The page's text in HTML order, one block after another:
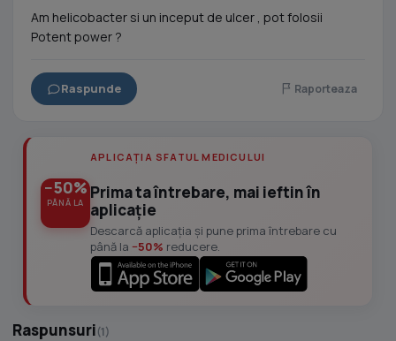
Am helicobacter si un inceput de ulcer , pot folosii
Potent power ?
Raspunde Raporteaza
−50%
PÂNĂ LA
APLICAȚIA SFATUL MEDICULUI
Prima ta întrebare, mai ieftin în
aplicație
Descarcă aplicația și pune prima întrebare cu
până la −50% reducere.
Raspunsuri(1)